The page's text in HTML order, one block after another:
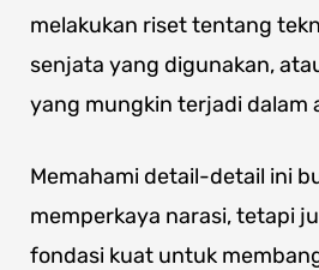
melakukan riset tentang
senjata yang digunakan,
yang mungkin terjadi dalam
Memahami detail-detail ini
memperkaya narasi, tetapi
fondasi kuat untuk